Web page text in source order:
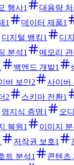
행사1 대용량 처
1 데이터 제품1
디지털 뱅킹1 디
분석1 메모리 관
백엔드 개발1
버 보안2 사이버
2 스키마 전환1
영지식 증명1 오
복원 1 이미지
저작권 보호1
트 분석1 콘텐츠